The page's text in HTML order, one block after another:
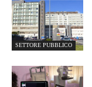
SETTORE PUBBLICO